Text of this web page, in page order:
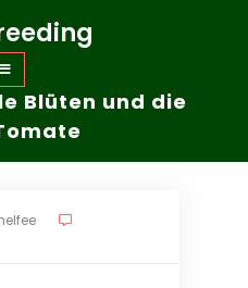
Blüten und die